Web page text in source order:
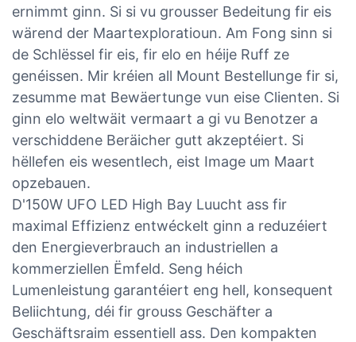
ernimmt ginn. Si si vu grousser Bedeitung fir eis
wärend der Maartexploratioun. Am Fong sinn si
de Schlëssel fir eis, fir elo en héije Ruff ze
genéissen. Mir kréien all Mount Bestellunge fir si,
zesumme mat Bewäertunge vun eise Clienten. Si
ginn elo weltwäit vermaart a gi vu Benotzer a
verschiddene Beräicher gutt akzeptéiert. Si
hëllefen eis wesentlech, eist Image um Maart
opzebauen.
D'150W UFO LED High Bay Luucht ass fir
maximal Effizienz entwéckelt ginn a reduzéiert
den Energieverbrauch an industriellen a
kommerziellen Ëmfeld. Seng héich
Lumenleistung garantéiert eng hell, konsequent
Beliichtung, déi fir grouss Geschäfter a
Geschäftsraim essentiell ass. Den kompakten